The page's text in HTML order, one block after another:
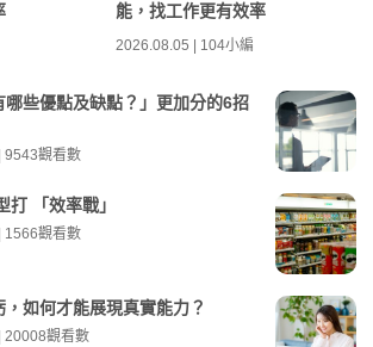
能，找工作更有效率
2026.08.05 | 104小編
些優點及缺點？」更加分的6招
9543觀看數
「效率戰」
1566觀看數
如何才能展現真實能力？
20008觀看數